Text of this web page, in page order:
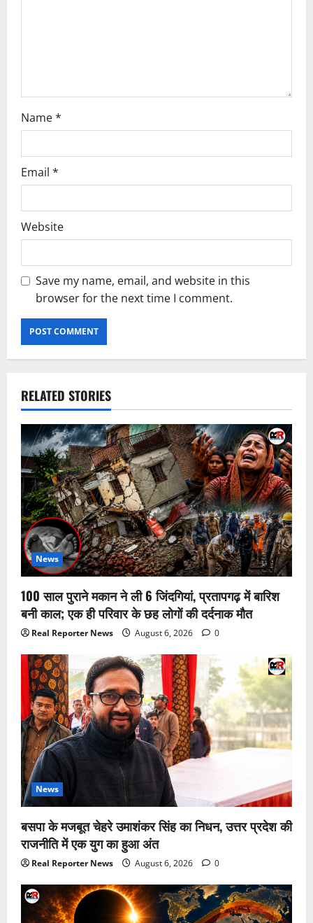
Name*
Email *
Website
Save my name, email, and website in this
browser for the next time I comment.
RELATED STORIES
News
100 साल पुराने मकान ने ली 6 जिंदगियां, प्रतापगढ़ में बारिश
बनी काल; एक ही परिवार के छह लोगों की दर्दनाक मौत
Real Reporter News August 6, 2026 0
News
बसपा के मजबूत चेहरे उमाशंकर सिंह का निधन, उत्तर प्रदेश की
राजनीति में एक युग का हुआ अंत
Real Reporter News August 6, 2026 0